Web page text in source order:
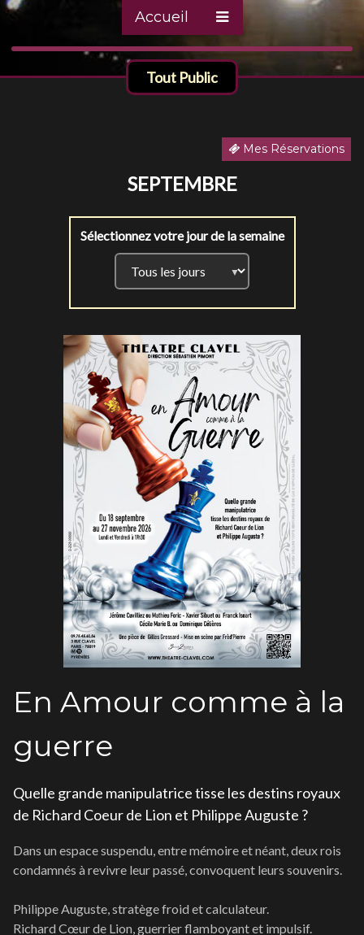
Accueil
Tout Public
Mes Réservations
SEPTEMBRE
Sélectionnez votre jour de la semaine
En Amour comme à la
guerre
Quelle grande manipulatrice tisse les destins royaux
de Richard Coeur de Lion et Philippe Auguste ?
Dans un espace suspendu, entre mémoire et néant, deux rois
condamnés à revivre leur passé, convoquent leurs souvenirs.
Philippe Auguste, stratège froid et calculateur.
Richard Cœur de Lion, guerrier flamboyant et impulsif.